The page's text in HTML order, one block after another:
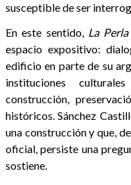
susceptible de ser
En este sentido, La
espacio expositivo:
edificio en parte de su
instituciones
construcción,
históricos. Sánchez
una construcción y que,
oficial, persiste una
sostiene.